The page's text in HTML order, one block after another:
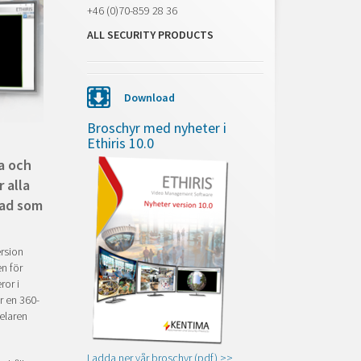
och
alla
som
för
i
en 360-
+46 (0)70-859 28 36
ALL SECURITY PRODUCTS
Download
Broschyr med nyheter i
Ethiris 10.0
Ladda ner vår broschyr (pdf) >>